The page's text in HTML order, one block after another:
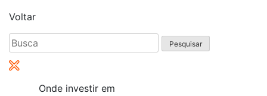
Voltar
Pesquisar
por:
Onde investir em